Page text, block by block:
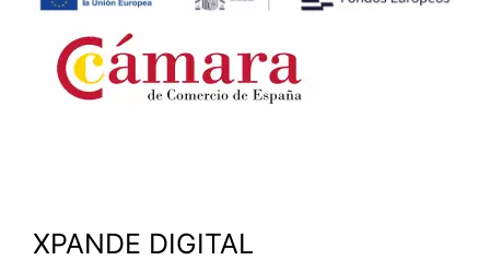
XPANDE DIGITAL